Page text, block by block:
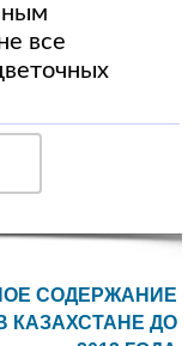
все
СОДЕРЖАНИЕ
КАЗАХСТАНЕ ДО